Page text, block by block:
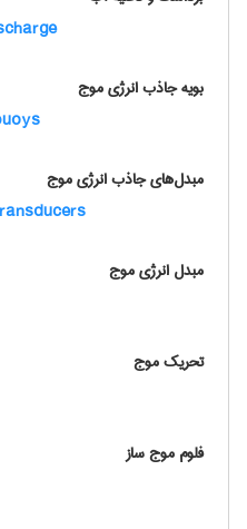
بویه جاذب انرژی موج
مبدل‌های جاذب انرژی موج
مبدل انرژی موج
تحریک موج
فلوم موج ساز